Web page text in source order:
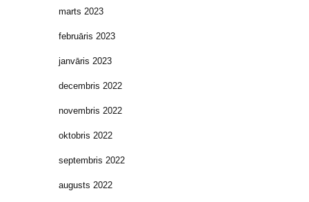
marts 2023
februāris 2023
janvāris 2023
decembris 2022
novembris 2022
oktobris 2022
septembris 2022
augusts 2022